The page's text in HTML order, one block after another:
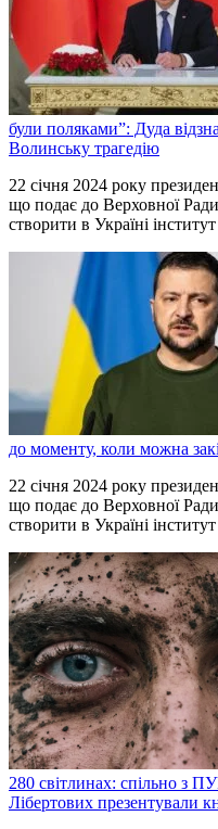
були поляками”: Дуда
Волинську трагедію
22 січня 2024 року
що подає до Верховної
створити в Україні
до моменту, коли можна
22 січня 2024 року
що подає до Верховної
створити в Україні
280 світлинах: спільно з
Лібертових презентували